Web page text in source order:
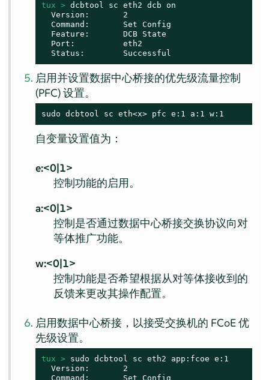
tux > dcbtool sc eth2 dcb on
  Version:       2
  Command:       Set Config
  Feature:       DCB State
  Port:          eth2
  Status:        Successful
启用并设置数据中心桥接的优先级流量控制
(PFC) 设置。
sudo dcbtool sc eth<x> pfc e:1 a:1 w:1
自变量设置值为：
e:<0|1>
控制功能的启用。
a:<0|1>
控制是否通过数据中心桥接交换协议向对
等体推广功能。
w:<0|1>
控制功能是否希望根据从对等体接收到的
反馈来更改其操作配置。
启用数据中心桥接，以接受交换机的 FCoE 优
先级设置。
tux > sudo dcbtool sc eth2 app:fcoe e:1
  Version:       2
  Command:       Set Config